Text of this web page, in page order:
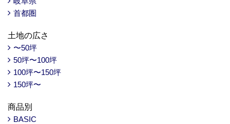
首都圏
土地の広さ
〜50坪
50坪〜100坪
100坪〜150坪
150坪〜
商品別
BASIC